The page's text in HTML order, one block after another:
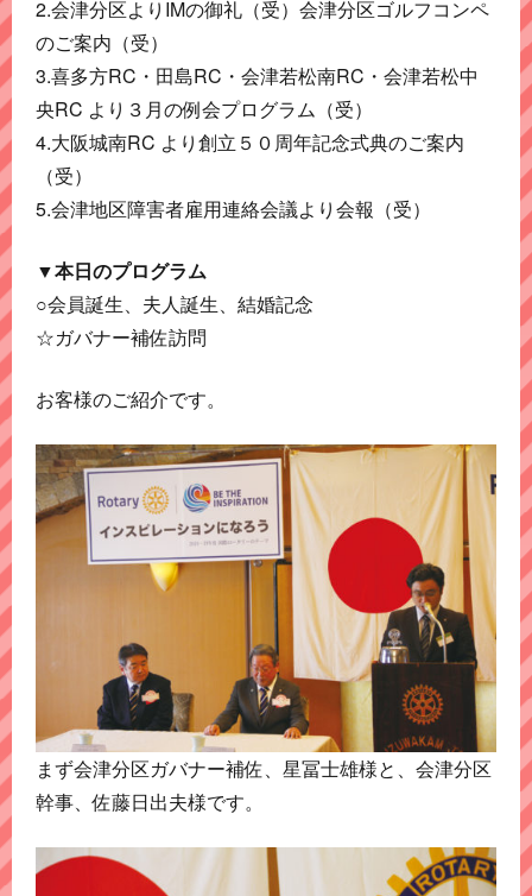
2.会津分区よりIMの御礼（受）会津分区ゴルフコンペ
のご案内（受）
3.喜多方RC・田島RC・会津若松南RC・会津若松中
央RC より３月の例会プログラム（受）
4.大阪城南RC より創立５０周年記念式典のご案内
（受）
5.会津地区障害者雇用連絡会議より会報（受）
▼本日のプログラム
○会員誕生、夫人誕生、結婚記念
☆ガバナー補佐訪問
お客様のご紹介です。
まず会津分区ガバナー補佐、星冨士雄様と、会津分区
幹事、佐藤日出夫様です。